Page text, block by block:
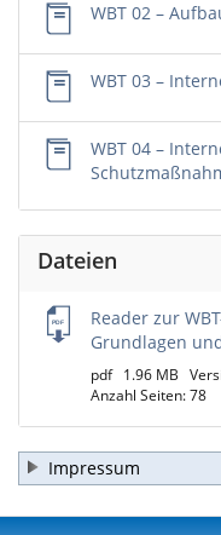
WBT 02 –
WBT 03 –
WBT 04 –
Dateien
Reader zur
Grundlagen
pdf 1.96 MB
Anzahl Seiten: 78
Impressum